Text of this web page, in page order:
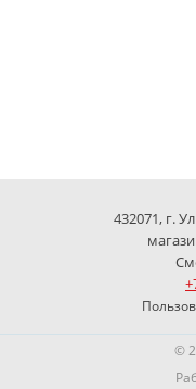
432071, г.
©